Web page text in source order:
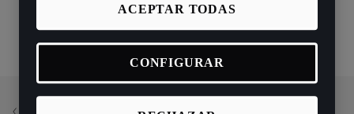
ACEPTAR TODAS
CONFIGURAR